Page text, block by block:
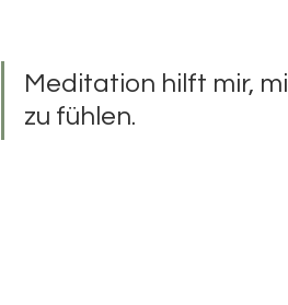
Meditation hilft mir,
zu fühlen.